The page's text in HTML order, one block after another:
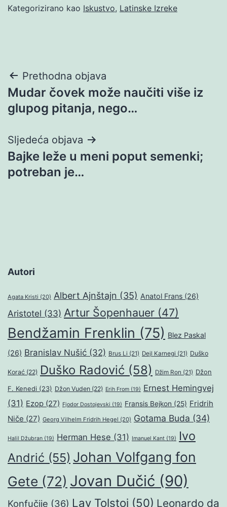
Kategorizirano kao Iskustvo, Latinske Izreke
Navigacija
objava
Prethodna objava
Mudar čovek može naučiti više iz
glupog pitanja, nego…
Sljedeća objava
Bajke leže u meni poput semenki;
potreban je…
Autori
Agata Kristi (20) Albert Ajnštajn (35) Anatol Frans (26)
Aristotel (33) Artur Šopenhauer (47)
Bendžamin Frenklin (75) Blez Paskal
(26) Branislav Nušić (32) Brus Li (21) Dejl Karnegi (21) Duško
Korać (22) Duško Radović (58) Džim Ron (21) Džon
F. Kenedi (23) Džon Vuden (22) Erih From (19) Ernest Hemingvej
(31) Ezop (27) Fjodor Dostojevski (19) Fransis Bejkon (25) Fridrih
Niče (27) Georg Vilhelm Fridrih Hegel (20) Gotama Buda (34)
Halil Džubran (19) Herman Hese (31) Imanuel Kant (19)
Ivo
Andrić (55) Johan Volfgang fon
Gete (72) Jovan Dučić (90)
Konfučije (36) Lav Tolstoj (50) Leonardo da